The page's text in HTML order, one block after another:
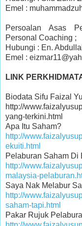
Emel :
Persoalan Asas
Personal Coaching ;
Hubungi : En.
Emel :
LINK
Biodata Sifu Faizal
http://
yang-terkini.html
Apa Itu Saham?
http://
ekuiti.html
Pelaburan Saham Di
http://
malaysia-
Saya Nak Melabur
http://
saham-tapi.html
Pakar Rujuk